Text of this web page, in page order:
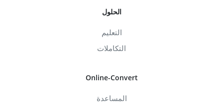
الحلول
التعليم
التكاملات
Online-Convert
المساعدة